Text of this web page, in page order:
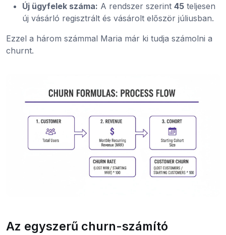
Új ügyfelek száma: A rendszer szerint 45 teljesen
új vásárló regisztrált és vásárolt először júliusban.
Ezzel a három számmal Maria már ki tudja számolni a
churnt.
Az egyszerű churn-számító